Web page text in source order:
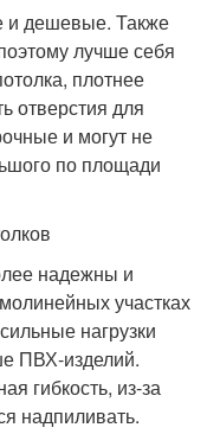
и дешевые. Также
лучше себя
плотнее
отверстия для
и могут не
по площади
надежны и
участках
нагрузки
ПВХ-изделий.
гибкость, из-за
надпиливать.